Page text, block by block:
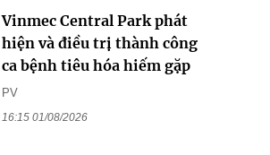
Vinmec Central Park phát
hiện và điều trị thành công
ca bệnh tiêu hóa hiếm gặp
PV
16:15 01/08/2026